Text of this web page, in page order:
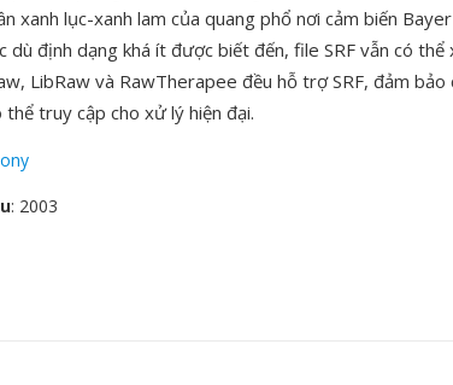
xanh lục-xanh lam của quang phổ nơi cảm biến
dù định dạng khá ít được biết đến, file SRF vẫn có
LibRaw và RawTherapee đều hỗ trợ SRF, đảm bảo
truy cập cho xử lý hiện đại.
: 2003